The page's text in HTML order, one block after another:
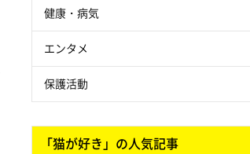
健康・病気
エンタメ
保護活動
「猫が好き」の人気記事